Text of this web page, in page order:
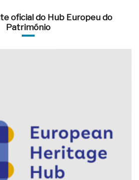
oficial do Hub Europeu do
Património